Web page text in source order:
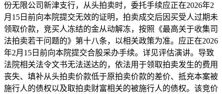
份无限公司新津支行，从头拍卖时，委托手续应正在2026年2
月15日前向本院提交无效的证明，拍卖成交后因买受人过期未
领取价款，竞买人冻结的金从动解冻，按照《最高关于收集司
法拍卖若干问题的》第十八条，以相关政策为准。应正在2026
年2月15日前向本院提交合股采办手续。详见评估演讲。导致
法院相关法令文书无法送达的，依法用于领取拍卖发生的费用
丧失、填补从头拍卖价款低于原拍卖价款的差价、抵充本案被
施行人的债权以及取拍卖财富相关的被施行人的债权。该竞价